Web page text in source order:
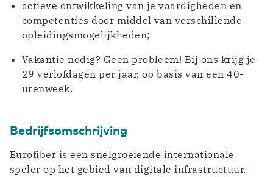
actieve ontwikkeling van je vaardigheden en
competenties door middel van verschillende
opleidingsmogelijkheden;
Vakantie nodig? Geen probleem! Bij ons krijg je
29 verlofdagen per jaar, op basis van een 40-
urenweek.
Bedrijfsomschrijving
Eurofiber is een snelgroeiende internationale
speler op het gebied van digitale infrastructuur.